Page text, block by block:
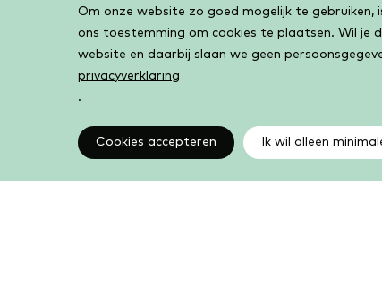
Cookiebar
Om onze website zo goed mogelijk te
ons toestemming om cookies te plaatsen. Wil je
website en daarbij slaan we geen
privacyverklaring
.
Cookies accepteren Ik wil alleen